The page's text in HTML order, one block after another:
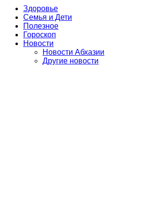
Здоровье
Семья и Дети
Полезное
Гороскоп
Новости
Новости Абхазии
Другие новости